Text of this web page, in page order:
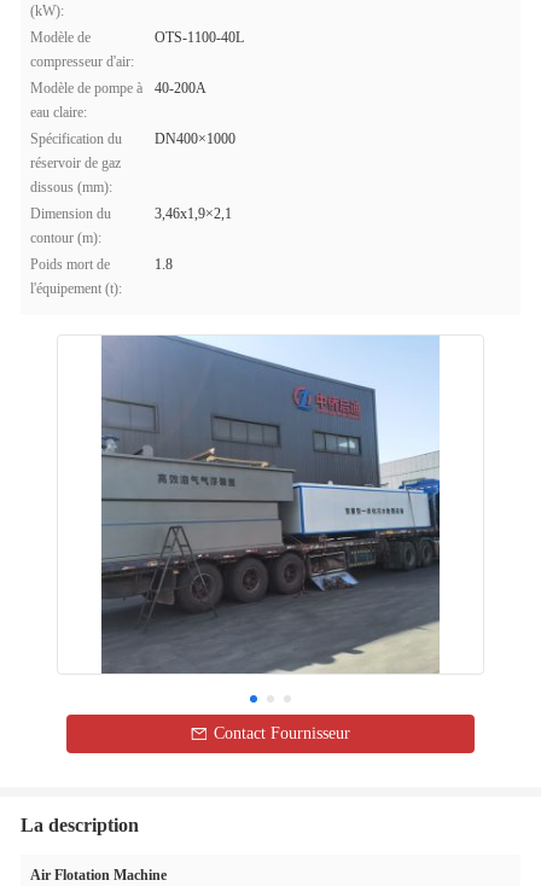
(kW):
Modèle de
compresseur d'air:
OTS-1100-40L
Modèle de pompe à
eau claire:
40-200A
Spécification du
réservoir de gaz
dissous (mm):
DN400×1000
Dimension du
contour (m):
3,46x1,9×2,1
Poids mort de
l'équipement (t):
1.8
Contact Fournisseur
La description
Air Flotation Machine